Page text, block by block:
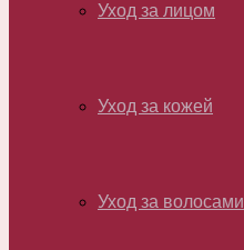
Уход за лицом
Уход за кожей
Уход за волосами